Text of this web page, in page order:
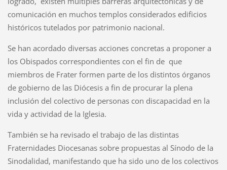
comunicación en muchos templos considerados edificios
históricos tutelados por patrimonio nacional.
Se han acordado diversas acciones concretas a proponer a
los Obispados correspondientes con el fin de que
miembros de Frater formen parte de los distintos órganos
de gobierno de las Diócesis a fin de procurar la plena
inclusión del colectivo de personas con discapacidad en la
vida y actividad de la Iglesia.
También se ha revisado el trabajo de las distintas
Fraternidades Diocesanas sobre propuestas al Sínodo de la
Sinodalidad, manifestando que ha sido uno de los colectivos